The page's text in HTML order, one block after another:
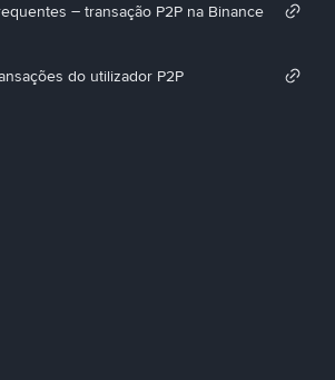
– transação P2P na Binance
do utilizador P2P